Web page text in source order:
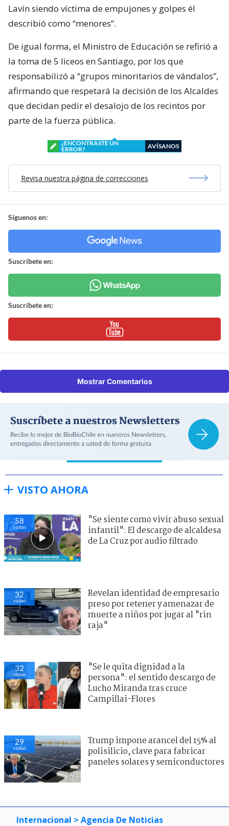
Lavín siendo víctima de empujones y golpes él
describió como “menores”.
De igual forma, el Ministro de Educación se refirió a
la toma de 5 liceos en Santiago, por los que
responsabilizó a “grupos minoritarios de vándalos”,
afirmando que respetará la decisión de los Alcaldes
que decidan pedir el desalojo de los recintos por
parte de la fuerza pública.
¿ENCONTRASTE UN
ERROR?
AVÍSANOS
Revisa nuestra página de correcciones
Síguenos en:
Suscríbete en:
Suscríbete en:
Mostrar Comentarios
VISTO AHORA
58
visitas
"Se siente como vivir abuso sexual
infantil": El descargo de alcaldesa
de La Cruz por audio filtrado
32
visitas
Revelan identidad de empresario
preso por retener y amenazar de
muerte a niños por jugar al "rin
raja"
32
visitas
"Se le quita dignidad a la
persona": el sentido descargo de
Lucho Miranda tras cruce
Campillai-Flores
29
visitas
Trump impone arancel del 15% al
polisilicio, clave para fabricar
paneles solares y semiconductores
Internacional > Agencia De Noticias